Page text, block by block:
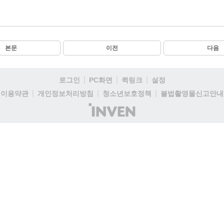
본문 이전 다음
로그인 PC화면 퀵링크
설정
이용약관
개인정보처리방침 청소년보호정책
불법촬영물신고안내
(주)
인